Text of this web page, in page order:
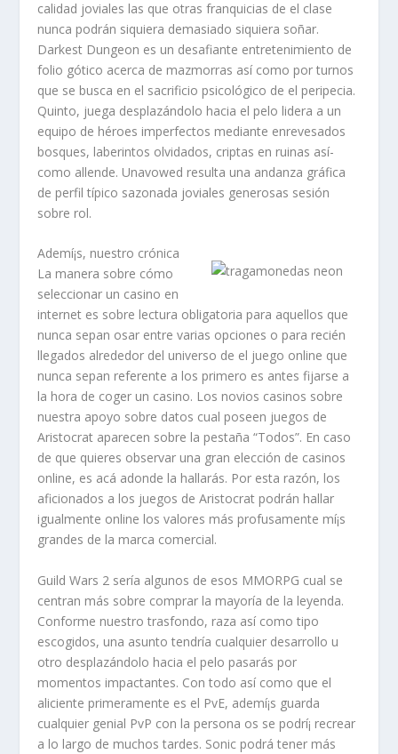
calidad joviales las que otras franquicias de el clase
nunca podrán siquiera demasiado siquiera soñar.
Darkest Dungeon es un desafiante entretenimiento de
folio gótico acerca de mazmorras así­ como por turnos
que se busca en el sacrificio psicológico de el peripecia.
Quinto, juega desplazándolo hacia el pelo lidera a un
equipo de héroes imperfectos mediante enrevesados
bosques, laberintos olvidados, criptas en ruinas así­
como allende. Unavowed resulta una andanza gráfica
de perfil típico sazonada joviales generosas sesión
sobre rol.
Ademí¡s, nuestro crónica
La manera sobre cómo
seleccionar un casino en
internet es sobre lectura obligatoria para aquellos que
nunca sepan osar entre varias opciones o para recién
llegados alrededor del universo de el juego online que
nunca sepan referente a los primero es antes fijarse a
la hora de coger un casino. Los novios casinos sobre
nuestra apoyo sobre datos cual poseen juegos de
Aristocrat aparecen sobre la pestaña “Todos”. En caso
de que quieres observar una gran elección de casinos
online, es acá adonde la hallarás. Por esta razón, los
aficionados a los juegos de Aristocrat podrán hallar
igualmente online los valores más profusamente mí¡s
grandes de la marca comercial.
Guild Wars 2 serí­a algunos de esos MMORPG cual se
centran más sobre comprar la mayoría de la leyenda.
Conforme nuestro trasfondo, raza así­ como tipo
escogidos, una asunto tendría cualquier desarrollo u
otro desplazándolo hacia el pelo pasarás por
momentos impactantes. Con todo así­ como que el
aliciente primeramente es el PvE, ademí¡s guarda
cualquier genial PvP con la persona os se podrí¡ recrear
a lo largo de muchos tardes. Sonic podrá tener más